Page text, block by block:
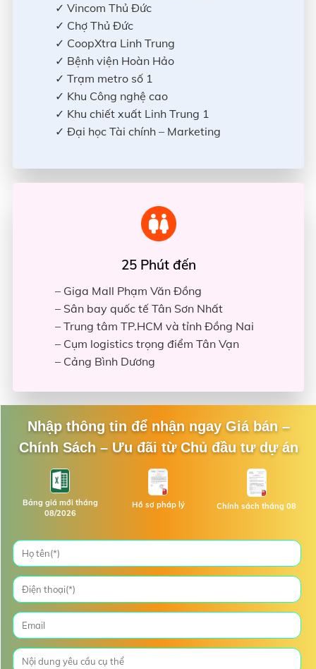
✓ Vincom Thủ Đức
✓ Chợ Thủ Đức
✓ CoopXtra Linh Trung
✓ Bệnh viện Hoàn Hảo
✓ Trạm metro số 1
✓ Khu Công nghệ cao
✓ Khu chiết xuất Linh Trung 1
✓ Đại học Tài chính – Marketing
25 Phút đến
– Giga Mall Phạm Văn Đồng
– Sân bay quốc tế Tân Sơn Nhất
– Trung tâm TP.HCM và tỉnh Đồng Nai
– Cụm logistics trọng điểm Tân Vạn
– Cảng Bình Dương
Nhập thông tin để nhận ngay Giá bán –
Chính Sách – Ưu đãi từ Chủ đầu tư dự án
Bảng giá mới tháng
08/2026
Hồ sơ pháp lý Chính sách tháng 08